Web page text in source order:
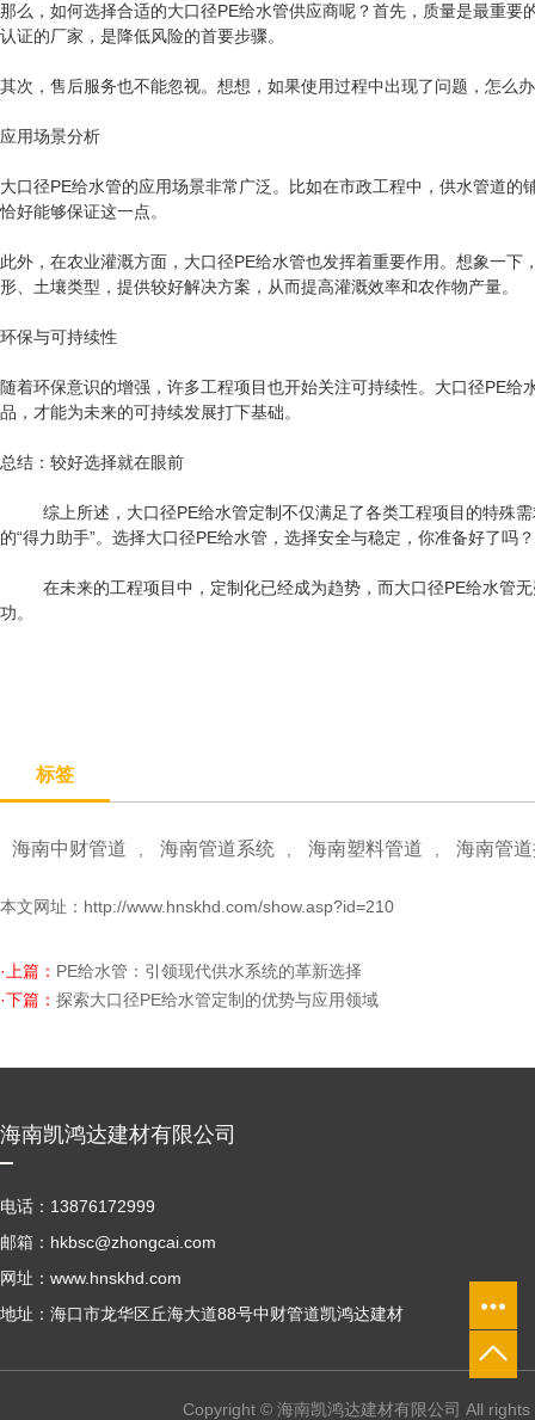
那么，如何选择合适的大口径PE给水管供应商呢？首先，质量是最重
认证的厂家，是降低风险的首要步骤。
其次，售后服务也不能忽视。想想，如果使用过程中出现了问题，怎么
应用场景分析
大口径PE给水管的应用场景非常广泛。比如在市政工程中，供水管道
恰好能够保证这一点。
此外，在农业灌溉方面，大口径PE给水管也发挥着重要作用。想象一
形、土壤类型，提供较好解决方案，从而提高灌溉效率和农作物产量。
环保与可持续性
随着环保意识的增强，许多工程项目也开始关注可持续性。大口径PE
品，才能为未来的可持续发展打下基础。
总结：较好选择就在眼前
综上所述，大口径PE给水管定制不仅满足了各类工程项目的特殊需
的“得力助手”。选择大口径PE给水管，选择安全与稳定，你准备好了吗？
在未来的工程项目中，定制化已经成为趋势，而大口径PE给水管无
功。
标签
海南中财管道 海南管道系统 海南塑料管道 海南管
本文网址： http://www.hnskhd.com/show.asp?id=210
·上篇： PE给水管：引领现代供水系统的革新选择
·下篇： 探索大口径PE给水管定制的优势与应用领域
海南凯鸿达建材有限公司
电话：13876172999
邮箱：hkbsc@zhongcai.com
网址：www.hnskhd.com
地址：海口市龙华区丘海大道88号中财管道凯鸿达建材
Copyright © 海南凯鸿达建材有限公司 All